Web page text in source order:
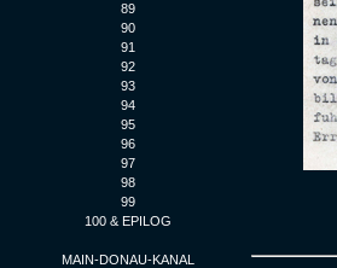
89
90
91
92
93
94
95
96
97
98
99
100 & EPILOG
MAIN-DONAU-KANAL